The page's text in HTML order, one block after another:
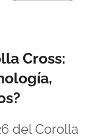
Cross:
del Corolla